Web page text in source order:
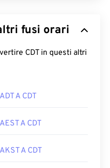
fusi orari
CDT in questi altri
ADT A CDT
AEST A CDT
AKST A CDT